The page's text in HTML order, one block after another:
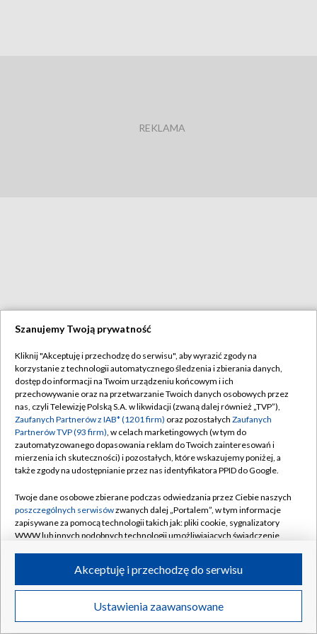
Szanujemy Twoją prywatność
Kliknij "Akceptuję i przechodzę do serwisu", aby wyrazić zgody na
korzystanie z technologii automatycznego śledzenia i zbierania danych,
dostęp do informacji na Twoim urządzeniu końcowym i ich
przechowywanie oraz na przetwarzanie Twoich danych osobowych przez
nas, czyli Telewizję Polską S.A. w likwidacji (zwaną dalej również „TVP”),
Zaufanych Partnerów z IAB* (1201 firm) oraz pozostałych Zaufanych
Partnerów TVP (93 firm), w celach marketingowych (w tym do
zautomatyzowanego dopasowania reklam do Twoich zainteresowań i
mierzenia ich skuteczności) i pozostałych, które wskazujemy poniżej, a
także zgody na udostępnianie przez nas identyfikatora PPID do Google.
Twoje dane osobowe zbierane podczas odwiedzania przez Ciebie naszych
poszczególnych serwisówzwanych dalej „Portalem”, w tym informacje
zapisywane za pomocą technologii takich jak: pliki cookie, sygnalizatory
WWW lub innych podobnych technologii umożliwiających świadczenie
ruchu w Internecie.
Twoje dane osobowe zbierane podczas odwiedzania przez Ciebie
poszczególnych serwisówna Portalu, takie jak adresy IP, identyfikatory
Ustawienia zaawansowane
Akceptuję i przechodzę do serwisu